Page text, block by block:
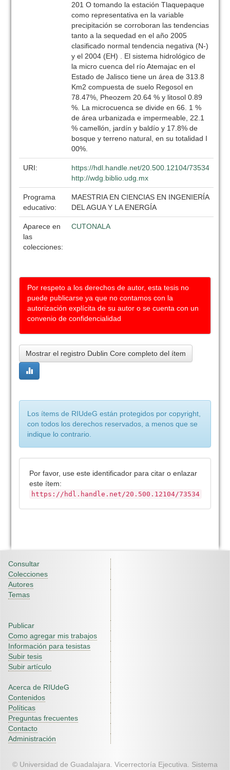
201 O tomando la estación Tlaquepaque
como representativa en la variable
precipitación se corroboran las tendencias
tanto a la sequedad en el año 2005
clasificado normal tendencia negativa (N-)
y el 2004 (EH) . El sistema hidrológico de
la micro cuenca del río Atemajac en el
Estado de Jalisco tiene un área de 313.8
Km2 compuesta de suelo Regosol en
78.47%, Pheozem 20.64 % y litosol 0.89
%. La microcuenca se divide en 66. 1 %
de área urbanizada e impermeable, 22.1
% camellón, jardín y baldío y 17.8% de
bosque y terreno natural, en su totalidad I
00%.
URI:
https://hdl.handle.net/20.500.12104/73534
http://wdg.biblio.udg.mx
Programa
educativo:
MAESTRIA EN CIENCIAS EN INGENIERÍA
DEL AGUA Y LA ENERGÍA
Aparece en
las
colecciones:
CUTONALA
Por respeto a los derechos de autor, esta tesis no
puede publicarse ya que no contamos con la
autorización explícita de su autor o se cuenta con un
convenio de confidencialidad
Mostrar el registro Dublin Core completo del ítem
Los ítems de RIUdeG están protegidos por copyright,
con todos los derechos reservados, a menos que se
indique lo contrario.
Por favor, use este identificador para citar o enlazar
este ítem:
https://hdl.handle.net/20.500.12104/73534
Consultar
Colecciones
Autores
Temas
Publicar
Como agregar mis trabajos
Información para tesistas
Subir tesis
Subir artículo
Acerca de RIUdeG
Contenidos
Políticas
Preguntas frecuentes
Contacto
Administración
© Universidad de Guadalajara. Vicerrectoría Ejecutiva. Sistema